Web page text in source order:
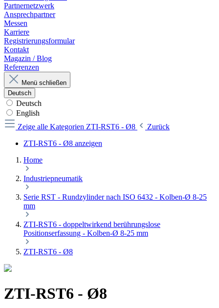
Partnernetzwerk
Ansprechpartner
Messen
Karriere
Registrierungsformular
Kontakt
Magazin / Blog
Referenzen
Menü schließen
Deutsch
Deutsch
English
Zeige alle Kategorien ZTI-RST6 - Ø8
Zurück
ZTI-RST6 - Ø8 anzeigen
Home
Industriepneumatik
Serie RST - Rundzylinder nach ISO 6432 - Kolben-Ø 8-25
mm
ZTI-RST6 - doppeltwirkend berührungslose
Positionserfassung - Kolben-Ø 8-25 mm
ZTI-RST6 - Ø8
ZTI-RST6 - Ø8